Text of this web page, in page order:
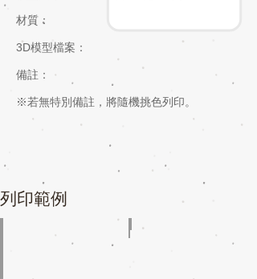
​材質：
3D模型檔案 ：
​備註：
​※若無特別備註，將隨機挑色列印。
列印範例
燈具打樣